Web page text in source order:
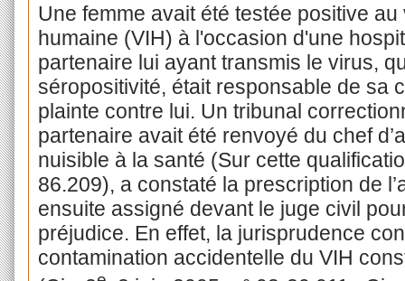
Une femme avait été testée positive
humaine (VIH) à l'occasion d'une
partenaire lui ayant transmis le virus,
séropositivité, était responsable de sa
plainte contre lui. Un tribunal
partenaire avait été renvoyé du chef
nuisible à la santé (Sur cette
86.209), a constaté la prescription de
ensuite assigné devant le juge civil
préjudice. En effet, la jurisprudence
contamination accidentelle du VIH